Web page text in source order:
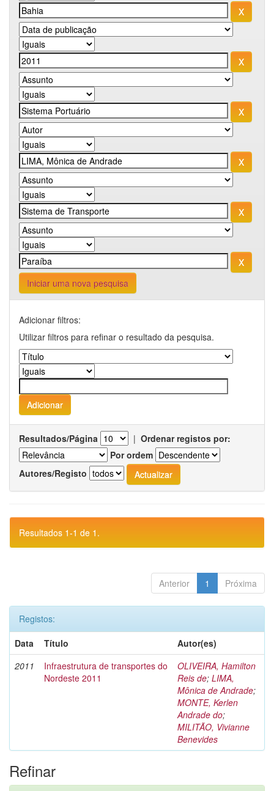
Iniciar uma nova pesquisa
Adicionar filtros:
Utilizar filtros para refinar o resultado da pesquisa.
Resultados/Página | Ordenar registos por:
Por ordem
Autores/Registo
Resultados 1-1 de 1.
Anterior 1 Próxima
Registos:
Data
Título
Autor(es)
2011
Infraestrutura de transportes do
Nordeste 2011
OLIVEIRA, Hamilton
Reis de; LIMA,
Mônica de Andrade;
MONTE, Kerlen
Andrade do;
MILITÃO, Vivianne
Benevides
Refinar